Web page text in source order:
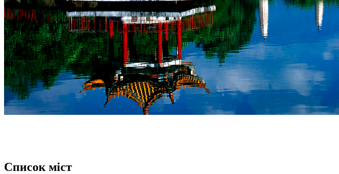
Список міст